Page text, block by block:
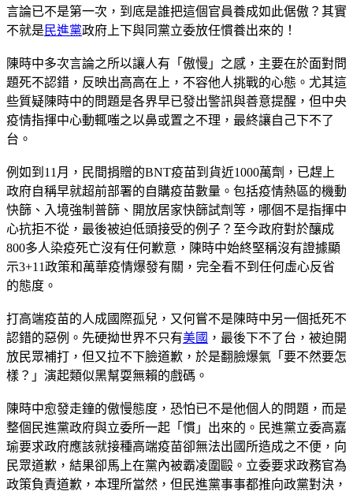
言論已不是第一次，到底是誰把這個官員養成如此倨傲？其實
不就是 民進黨政府上下與同黨立委放任慣養出來的！
陳時中多次言論之所以讓人有「傲慢」之感，主要在於面對問
題死不認錯，反映出高高在上，不容他人挑戰的心態。尤其這
些質疑陳時中的問題是各界早已發出警訊與善意提醒，但中央
疫情指揮中心動輒嗤之以鼻或置之不理，最終讓自己下不了
台。
例如到11月，民間捐贈的BNT疫苗到貨近1000萬劑，已趕上
政府自稱早就超前部署的自購疫苗數量。包括疫情熱區的機動
快篩、入境強制普篩、開放居家快篩試劑等，哪個不是指揮中
心抗拒不從，最後被迫低頭接受的例子？至今政府對於釀成
800多人染疫死亡沒有任何歉意，陳時中始終堅稱沒有證據顯
示3+11政策和萬華疫情爆發有關，完全看不到任何虛心反省
的態度。
打高端疫苗的人成國際孤兒，又何嘗不是陳時中另一個抵死不
認錯的惡例。先硬拗世界不只有美國 ，最後下不了台，被迫開
放民眾補打，但又拉不下臉道歉，於是翻臉爆氣「要不然要怎
樣？」演起類似黑幫耍無賴的戲碼。
陳時中愈發走鐘的傲慢態度，恐怕已不是他個人的問題，而是
整個民進黨政府與立委所一起「慣」出來的。民進黨立委高嘉
瑜要求政府應該就接種高端疫苗卻無法出國所造成之不便，向
民眾道歉，結果卻馬上在黨內被霸凌圍毆。立委要求政務官為
政策負責道歉，本理所當然，但民進黨事事都推向政黨對決，